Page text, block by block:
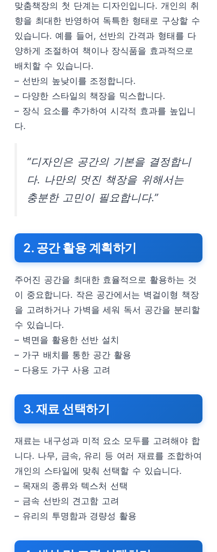
맞춤책장의 첫 단계는 디자인입니다. 개인의 취
향을 최대한 반영하여 독특한 형태로 구상할 수
있습니다. 예를 들어, 선반의 간격과 형태를 다
양하게 조절하여 책이나 장식품을 효과적으로
배치할 수 있습니다.
– 선반의 높낮이를 조정합니다.
– 다양한 스타일의 책장을 믹스합니다.
– 장식 요소를 추가하여 시각적 효과를 높입니
다.
“디자인은 공간의 기본을 결정합니
다. 나만의 멋진 책장을 위해서는
충분한 고민이 필요합니다.”
2. 공간 활용 계획하기
주어진 공간을 최대한 효율적으로 활용하는 것
이 중요합니다. 작은 공간에서는 벽걸이형 책장
을 고려하거나 가벽을 세워 독서 공간을 분리할
수 있습니다.
– 벽면을 활용한 선반 설치
– 가구 배치를 통한 공간 활용
– 다용도 가구 사용 고려
3. 재료 선택하기
재료는 내구성과 미적 요소 모두를 고려해야 합
니다. 나무, 금속, 유리 등 여러 재료를 조합하여
개인의 스타일에 맞춰 선택할 수 있습니다.
– 목재의 종류와 텍스처 선택
– 금속 선반의 견고함 고려
– 유리의 투명함과 경량성 활용